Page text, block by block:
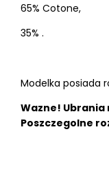
65% Cotone,
35% .
Modelka posiada
Wazne! Ubrania
Poszczegolne